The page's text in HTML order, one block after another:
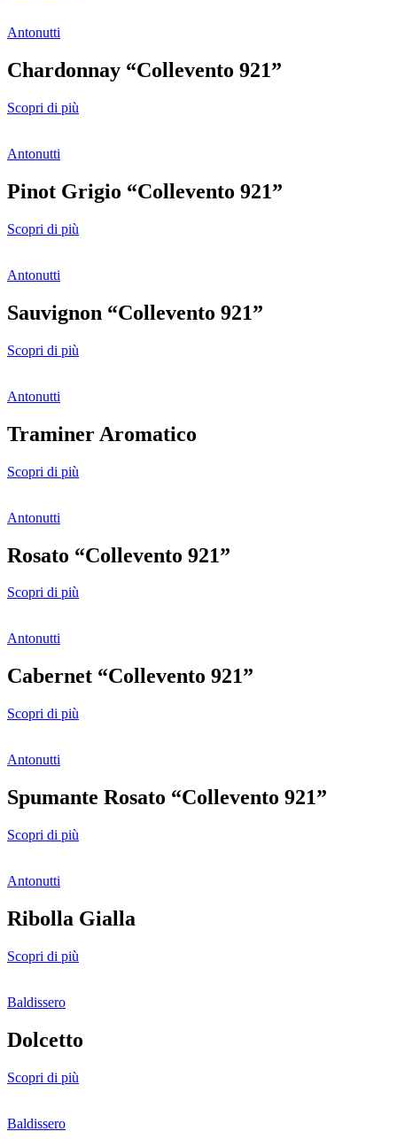
Antonutti
Chardonnay “Collevento 921”
Scopri di più
Antonutti
Pinot Grigio “Collevento 921”
Scopri di più
Antonutti
Sauvignon “Collevento 921”
Scopri di più
Antonutti
Traminer Aromatico
Scopri di più
Antonutti
Rosato “Collevento 921”
Scopri di più
Antonutti
Cabernet “Collevento 921”
Scopri di più
Antonutti
Spumante Rosato “Collevento 921”
Scopri di più
Antonutti
Ribolla Gialla
Scopri di più
Baldissero
Dolcetto
Scopri di più
Baldissero